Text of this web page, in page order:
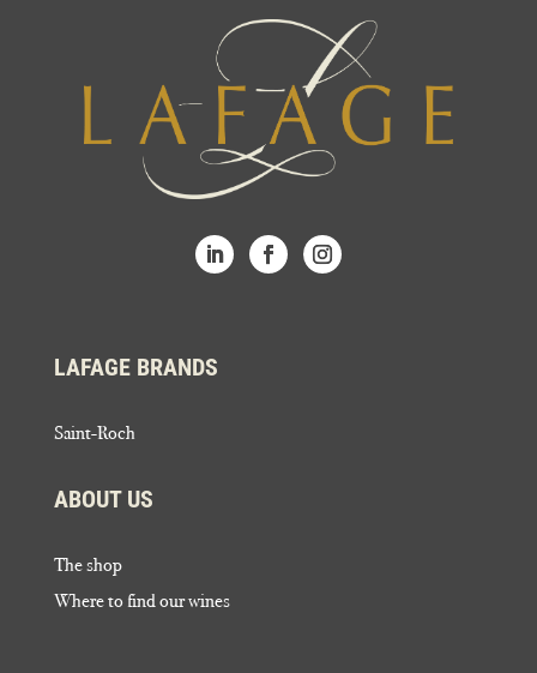
LAFAGE BRANDS
Saint-Roch
ABOUT US
The shop
Where to find our wines